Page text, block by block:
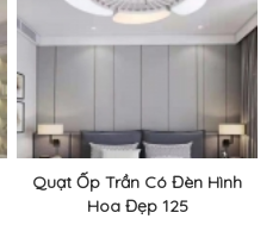
Quạt Ốp Trần Có Đèn Hình
Hoa Đẹp 125